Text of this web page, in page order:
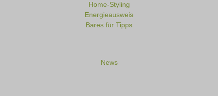
Home-Styling
Energieausweis
Bares für Tipps
News